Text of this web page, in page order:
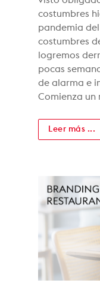
costumbres
pandemia
costumbres
logremos
pocas
de alarma e
Comienza un
Leer más ...